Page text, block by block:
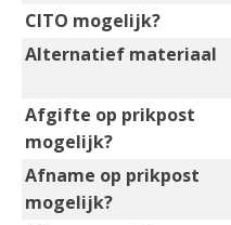
CITO mogelijk?
Alternatief materiaal
Afgifte op prikpost
mogelijk?
Afname op prikpost
mogelijk?